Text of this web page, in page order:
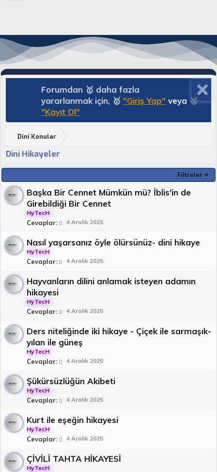
Forumdan 🥇 daha fazla
yararlanmak için, 🥇 "Giriş Yap" veya 🥇
"Kayıt Ol"
Dini Konular
Dini Hikayeler
Filtreler
Başka Bir Cennet Mümkün mü? İblis'in de
Girebildiği Bir Cennet
HyTecH
Cevaplar 0 4 Aralık 2025
Nasıl yaşarsanız öyle ölürsünüz- dini hikaye
HyTecH
Cevaplar 0 4 Aralık 2025
Hayvanların dilini anlamak isteyen adamın
hikayesi
HyTecH
Cevaplar 0 4 Aralık 2025
Ders niteliğinde iki hikaye - Çiçek ile sarmaşık-
yılan ile güneş
HyTecH
Cevaplar 0 4 Aralık 2025
Şükürsüzlüğün Akibeti
HyTecH
Cevaplar 0 4 Aralık 2025
Kurt ile eşeğin hikayesi
HyTecH
Cevaplar 0 4 Aralık 2025
ÇİVİLİ TAHTA HİKAYESİ
HyTecH